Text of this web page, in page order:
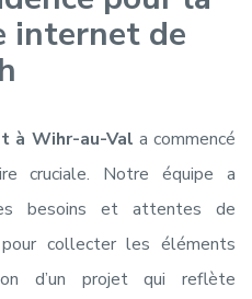
internet de
à Wihr-au-Val a commencé
cruciale. Notre équipe a
besoins et attentes de
collecter les éléments
d’un projet qui reflète